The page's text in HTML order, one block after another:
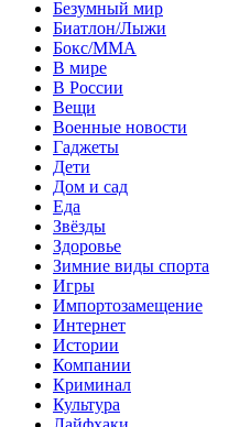
Безумный мир
Биатлон/Лыжи
Бокс/MMA
В мире
В России
Вещи
Военные новости
Гаджеты
Дети
Дом и сад
Еда
Звёзды
Здоровье
Зимние виды спорта
Игры
Импортозамещение
Интернет
Истории
Компании
Криминал
Культура